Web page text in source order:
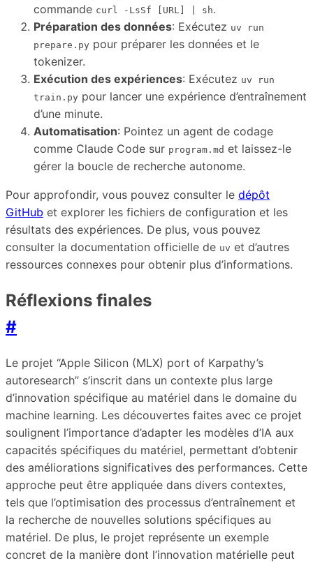
commande curl -LsSf [URL] | sh.
Préparation des données: Exécutez uv run
prepare.py pour préparer les données et le
tokenizer.
Exécution des expériences: Exécutez uv run
train.py pour lancer une expérience d’entraînement
d’une minute.
Automatisation: Pointez un agent de codage
comme Claude Code sur program.md et laissez-le
gérer la boucle de recherche autonome.
Pour approfondir, vous pouvez consulter le dépôt
GitHub et explorer les fichiers de configuration et les
résultats des expériences. De plus, vous pouvez
consulter la documentation officielle de uv et d’autres
ressources connexes pour obtenir plus d’informations.
Réflexions finales
#
Le projet “Apple Silicon (MLX) port of Karpathy’s
autoresearch” s’inscrit dans un contexte plus large
d’innovation spécifique au matériel dans le domaine du
machine learning. Les découvertes faites avec ce projet
soulignent l’importance d’adapter les modèles d’IA aux
capacités spécifiques du matériel, permettant d’obtenir
des améliorations significatives des performances. Cette
approche peut être appliquée dans divers contextes,
tels que l’optimisation des processus d’entraînement et
la recherche de nouvelles solutions spécifiques au
matériel. De plus, le projet représente un exemple
concret de la manière dont l’innovation matérielle peut